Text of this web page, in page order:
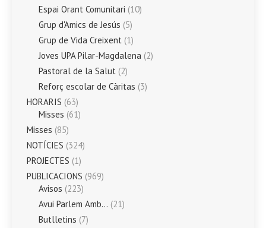
Espai Orant Comunitari (10)
Grup d'Amics de Jesús (5)
Grup de Vida Creixent (1)
Joves UPA Pilar-Magdalena (2)
Pastoral de la Salut (2)
Reforç escolar de Càritas (3)
HORARIS (63)
Misses (61)
Misses (85)
NOTÍCIES (324)
PROJECTES (1)
PUBLICACIONS (969)
Avisos (223)
Avui Parlem Amb… (21)
Butlletins (7)